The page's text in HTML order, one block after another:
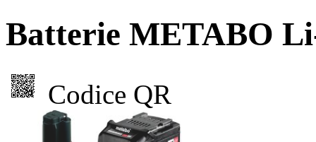
Batterie METABO
Codice QR